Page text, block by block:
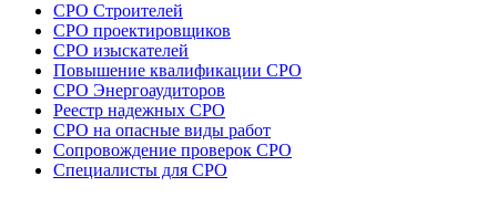
СРО Строителей
СРО проектировщиков
СРО изыскателей
Повышение квалификации СРО
СРО Энергоаудиторов
Реестр надежных СРО
СРО на опасные виды работ
Сопровождение проверок СРО
Специалисты для СРО